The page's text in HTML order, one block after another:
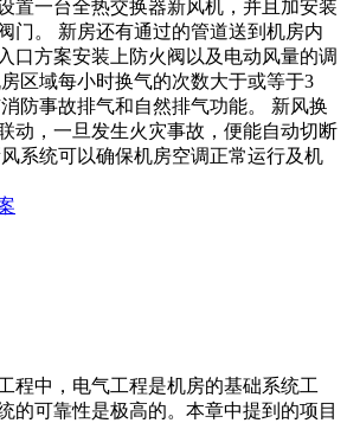
置一台全热交换器新风机，并且加安装
门。 新房还有通过的管道送到机房内
口方案安装上防火阀以及电动风量的调
区域每小时换气的次数大于或等于3
防事故排气和自然排气功能。 新风换
动，一旦发生火灾事故，便能自动切断
系统可以确保机房空调正常运行及机
程中，电气工程是机房的基础系统工
的可靠性是极高的。本章中提到的项目